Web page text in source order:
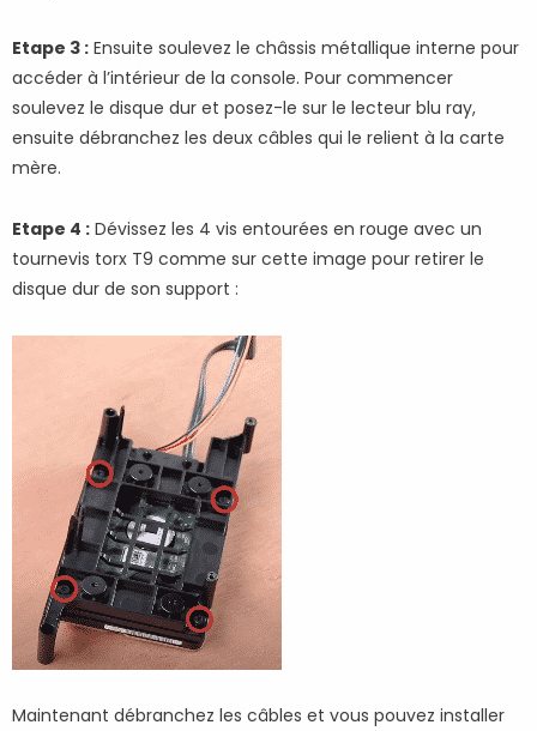
Etape 3 : Ensuite soulevez le châssis métallique interne pour
accéder à l’intérieur de la console. Pour commencer
soulevez le disque dur et posez-le sur le lecteur blu ray,
ensuite débranchez les deux câbles qui le relient à la carte
mère.
Etape 4 : Dévissez les 4 vis entourées en rouge avec un
tournevis torx T9 comme sur cette image pour retirer le
disque dur de son support :
Maintenant débranchez les câbles et vous pouvez installer